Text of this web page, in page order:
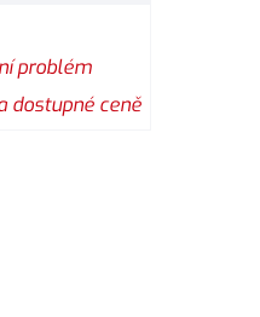
problém
dostupné ceně